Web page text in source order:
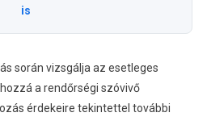
is
során vizsgálja az esetleges
a rendőrségi szóvivő
érdekeire tekintettel további